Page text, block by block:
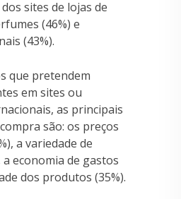
sites de lojas de
(46%) e
(43%).
que pretendem
em sites ou
as principais
são: os preços
a variedade de
economia de gastos
dos produtos (35%).